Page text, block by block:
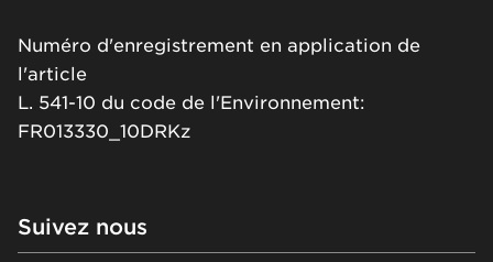
Numéro d'enregistrement en application de
l'article
L. 541-10 du code de l'Environnement:
FR013330_10DRKz
Suivez nous